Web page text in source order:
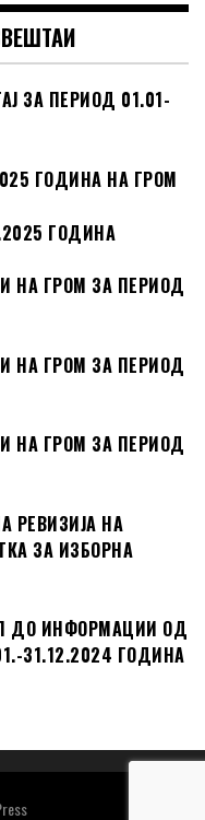
ЗА ПЕРИОД 01.01-
ГОДИНА НА ГРОМ
ГОДИНА
НА ГРОМ ЗА ПЕРИОД
НА ГРОМ ЗА ПЕРИОД
НА ГРОМ ЗА ПЕРИОД
РЕВИЗИЈА НА
ЗА ИЗБОРНА
ДО ИНФОРМАЦИИ ОД
31.12.2024 ГОДИНА